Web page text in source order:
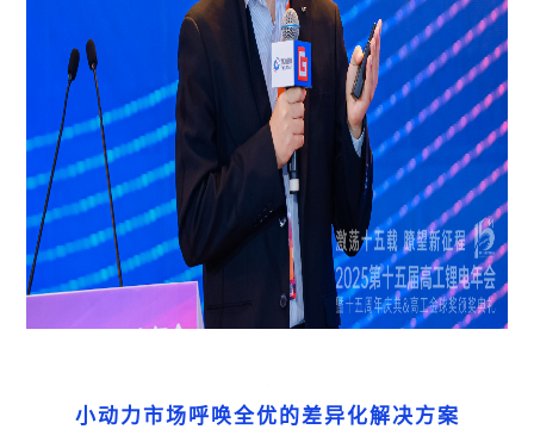
小动力市场呼唤全优的差异化解决方案